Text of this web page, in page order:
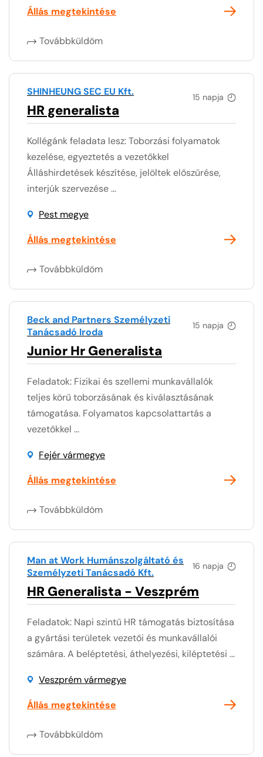
Állás megtekintése
Továbbküldöm
15 napja
SHINHEUNG SEC EU Kft.
HR generalista
Kollégánk feladata lesz: Toborzási folyamatok
kezelése, egyeztetés a vezetőkkel
Álláshirdetések készítése, jelöltek előszűrése,
interjúk szervezése ...
Pest megye
Állás megtekintése
Továbbküldöm
15 napja
Beck and Partners Személyzeti
Tanácsadó Iroda
Junior Hr Generalista
Feladatok: Fizikai és szellemi munkavállalók
teljes körű toborzásának és kiválasztásának
támogatása. Folyamatos kapcsolattartás a
vezetőkkel ...
Fejér vármegye
Állás megtekintése
Továbbküldöm
16 napja
Man at Work Humánszolgáltató és
Személyzeti Tanácsadó Kft.
HR Generalista - Veszprém
Feladatok: Napi szintű HR támogatás biztosítása
a gyártási területek vezetői és munkavállalói
számára. A beléptetési, áthelyezési, kiléptetési ...
Veszprém vármegye
Állás megtekintése
Továbbküldöm